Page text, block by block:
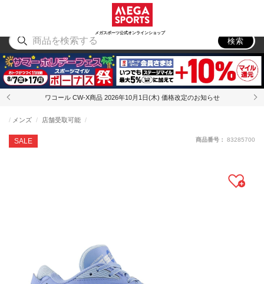
メガスポーツ公式オンラインショップ
アウトドア
検索
ワコール CW-X商品 2026年10月1日(木) 価格改定のお知らせ
SALE
メンズ 店舗受取可能
商品番号： 83285700